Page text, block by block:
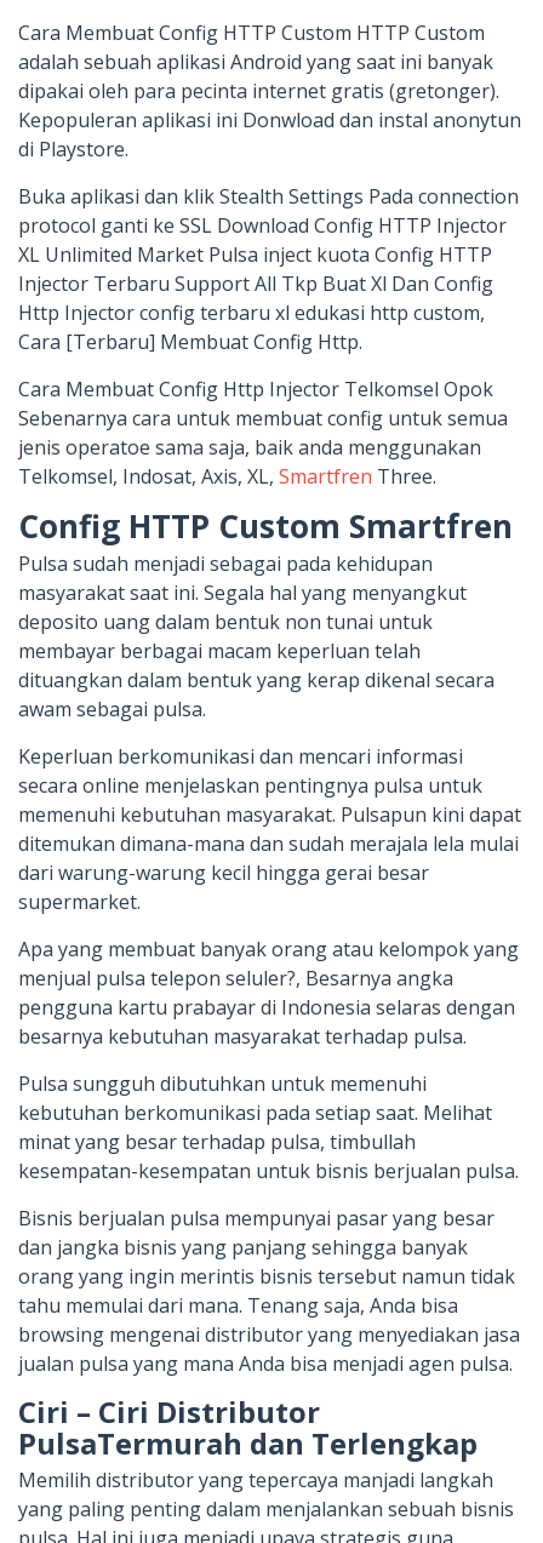
Cara Membuat Config HTTP Custom HTTP Custom
adalah sebuah aplikasi Android yang saat ini banyak
dipakai oleh para pecinta internet gratis (gretonger).
Kepopuleran aplikasi ini Donwload dan instal anonytun
di Playstore.
Buka aplikasi dan klik Stealth Settings Pada connection
protocol ganti ke SSL Download Config HTTP Injector
XL Unlimited Market Pulsa inject kuota Config HTTP
Injector Terbaru Support All Tkp Buat Xl Dan Config
Http Injector config terbaru xl edukasi http custom,
Cara [Terbaru] Membuat Config Http.
Cara Membuat Config Http Injector Telkomsel Opok
Sebenarnya cara untuk membuat config untuk semua
jenis operatoe sama saja, baik anda menggunakan
Telkomsel, Indosat, Axis, XL, Smartfren Three.
Config HTTP Custom Smartfren
Pulsa sudah menjadi sebagai pada kehidupan
masyarakat saat ini. Segala hal yang menyangkut
deposito uang dalam bentuk non tunai untuk
membayar berbagai macam keperluan telah
dituangkan dalam bentuk yang kerap dikenal secara
awam sebagai pulsa.
Keperluan berkomunikasi dan mencari informasi
secara online menjelaskan pentingnya pulsa untuk
memenuhi kebutuhan masyarakat. Pulsapun kini dapat
ditemukan dimana-mana dan sudah merajala lela mulai
dari warung-warung kecil hingga gerai besar
supermarket.
Apa yang membuat banyak orang atau kelompok yang
menjual pulsa telepon seluler?, Besarnya angka
pengguna kartu prabayar di Indonesia selaras dengan
besarnya kebutuhan masyarakat terhadap pulsa.
Pulsa sungguh dibutuhkan untuk memenuhi
kebutuhan berkomunikasi pada setiap saat. Melihat
minat yang besar terhadap pulsa, timbullah
kesempatan-kesempatan untuk bisnis berjualan pulsa.
Bisnis berjualan pulsa mempunyai pasar yang besar
dan jangka bisnis yang panjang sehingga banyak
orang yang ingin merintis bisnis tersebut namun tidak
tahu memulai dari mana. Tenang saja, Anda bisa
browsing mengenai distributor yang menyediakan jasa
jualan pulsa yang mana Anda bisa menjadi agen pulsa.
Ciri – Ciri Distributor
PulsaTermurah dan Terlengkap
Memilih distributor yang tepercaya manjadi langkah
yang paling penting dalam menjalankan sebuah bisnis
pulsa. Hal ini juga menjadi upaya strategis guna